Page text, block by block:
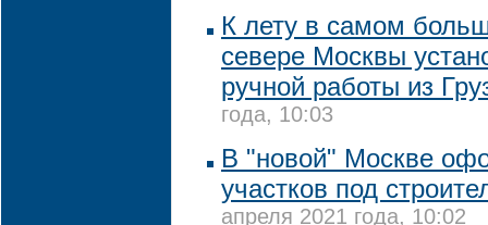
К лету в самом
севере Москвы
ручной работы из
года, 10:03
В "новой" Москве
участков под
апреля 2021 года, 10:02